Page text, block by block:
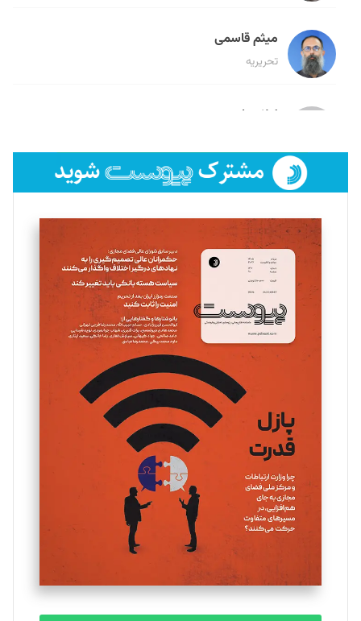
میثم قاسمی
تحریریه
لیلا حنارود
فائزه فتحی رستمی
تحریریه
سروش کرمیان
تحریریه
مینا پاکدل
یسنا امان‌پور
تحریریه
ملینا جعفری
تحریریه
مصطفی مسجدی آرانی
تحریریه